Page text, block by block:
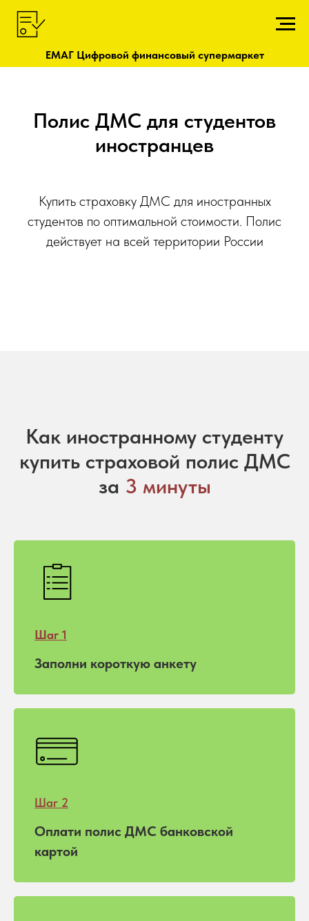
ЕМАГ Цифровой финансовый супермаркет
Полис ДМС для студентов
иностранцев
Купить страховку ДМС для иностранных
студентов по оптимальной стоимости. Полис
действует на всей территории России
Как иностранному студенту
купить страховой полис ДМС
за 3 минуты
Шаг 1
Заполни короткую анкету
Шаг 2
Оплати полис ДМС банковской
картой